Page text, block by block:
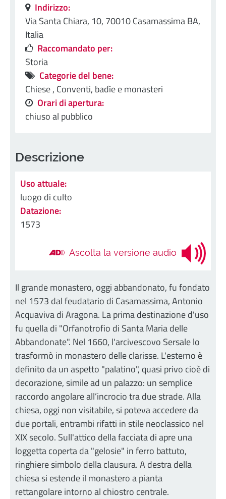
Indirizzo:
Via Santa Chiara, 10, 70010 Casamassima BA,
Italia
Raccomandato per:
Storia
Categorie del bene:
Chiese , Conventi, badìe e monasteri
Orari di apertura:
chiuso al pubblico
Descrizione
Uso attuale:
luogo di culto
Datazione:
1573
Ascolta la versione audio
Il grande monastero, oggi abbandonato, fu fondato
nel 1573 dal feudatario di Casamassima, Antonio
Acquaviva di Aragona. La prima destinazione d'uso
fu quella di "Orfanotrofio di Santa Maria delle
Abbandonate". Nel 1660, l'arcivescovo Sersale lo
trasformò in monastero delle clarisse. L'esterno è
definito da un aspetto "palatino", quasi privo cioè di
decorazione, simile ad un palazzo: un semplice
raccordo angolare all’incrocio tra due strade. Alla
chiesa, oggi non visitabile, si poteva accedere da
due portali, entrambi rifatti in stile neoclassico nel
XIX secolo. Sull'attico della facciata di apre una
loggetta coperta da "gelosie" in ferro battuto,
ringhiere simbolo della clausura. A destra della
chiesa si estende il monastero a pianta
rettangolare intorno al chiostro centrale.